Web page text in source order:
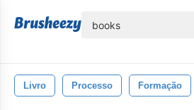
Livro Processo Formação